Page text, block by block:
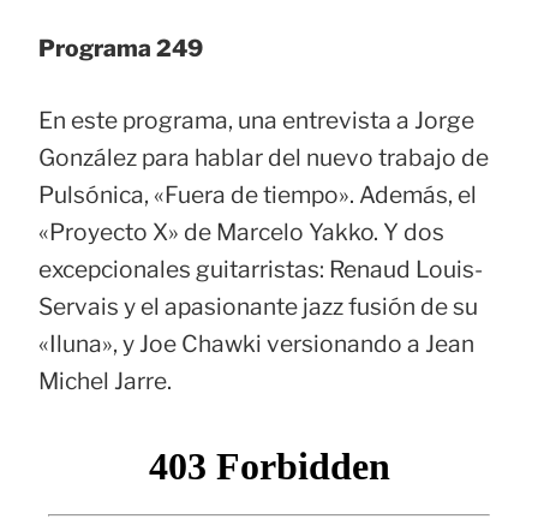
Programa 249
En este programa, una entrevista a Jorge
González para hablar del nuevo trabajo de
Pulsónica, «Fuera de tiempo». Además, el
«Proyecto X» de Marcelo Yakko. Y dos
excepcionales guitarristas: Renaud Louis-
Servais y el apasionante jazz fusión de su
«Iluna», y Joe Chawki versionando a Jean
Michel Jarre.